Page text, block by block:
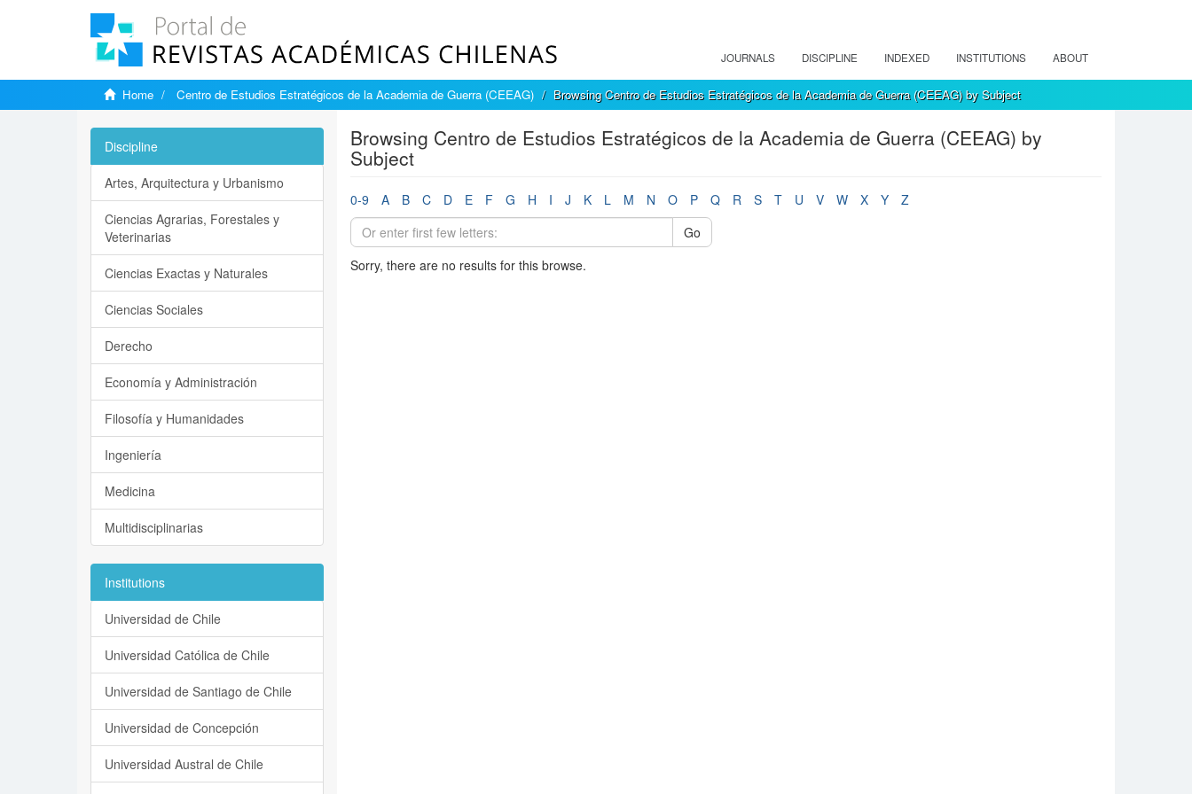
JOURNALS DISCIPLINE INDEXED INSTITUTIONS ABOUT
Home Centro de Estudios Estratégicos de la Academia de Guerra (CEEAG) Browsing Centro de Estudios Estratégicos de la Academia de Guerra (CEEAG) by Subject
Browsing Centro de Estudios Estratégicos de la Academia de Guerra (CEEAG) by
Subject
0-9 A B C D E F G H I J K L M N O P Q R S T U V W X Y
Z
Go
Sorry, there are no results for this browse.
Discipline
Artes, Arquitectura y Urbanismo
Ciencias Agrarias, Forestales y
Veterinarias
Ciencias Exactas y Naturales
Ciencias Sociales
Derecho
Economía y Administración
Filosofía y Humanidades
Ingeniería
Medicina
Multidisciplinarias
Institutions
Universidad de Chile
Universidad Católica de Chile
Universidad de Santiago de Chile
Universidad de Concepción
Universidad Austral de Chile